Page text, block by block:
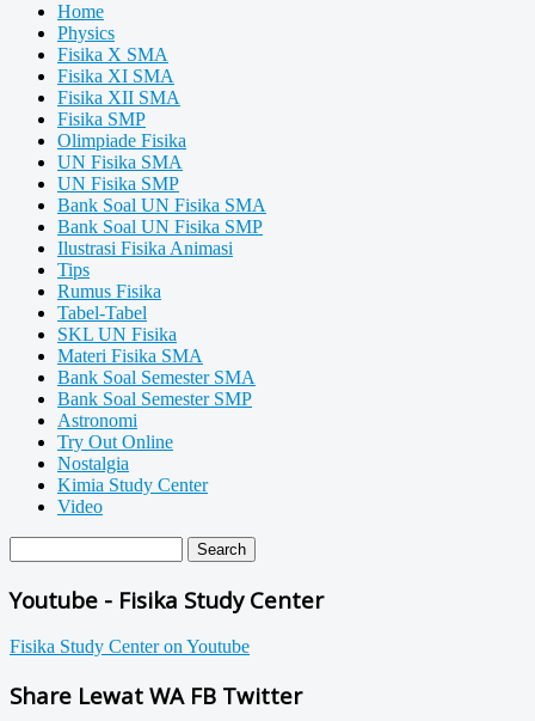
Home
Physics
Fisika X SMA
Fisika XI SMA
Fisika XII SMA
Fisika SMP
Olimpiade Fisika
UN Fisika SMA
UN Fisika SMP
Bank Soal UN Fisika SMA
Bank Soal UN Fisika SMP
Ilustrasi Fisika Animasi
Tips
Rumus Fisika
Tabel-Tabel
SKL UN Fisika
Materi Fisika SMA
Bank Soal Semester SMA
Bank Soal Semester SMP
Astronomi
Try Out Online
Nostalgia
Kimia Study Center
Video
Youtube - Fisika Study Center
Fisika Study Center on Youtube
Share Lewat WA FB Twitter